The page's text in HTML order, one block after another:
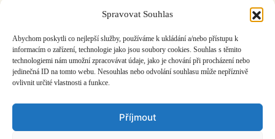
Spravovat Souhlas
Abychom poskytli co nejlepší služby, používáme k ukládání a/nebo přístupu k
informacím o zařízení, technologie jako jsou soubory cookies. Souhlas s těmito
technologiemi nám umožní zpracovávat údaje, jako je chování při procházení nebo
jedinečná ID na tomto webu. Nesouhlas nebo odvolání souhlasu může nepříznivě
ovlivnit určité vlastnosti a funkce.
Příjmout
ČASOPIS O JINÉ HUDBĚ | vydává Hudební informační středisko|
založeno 2001 | Kontaktujte nás: